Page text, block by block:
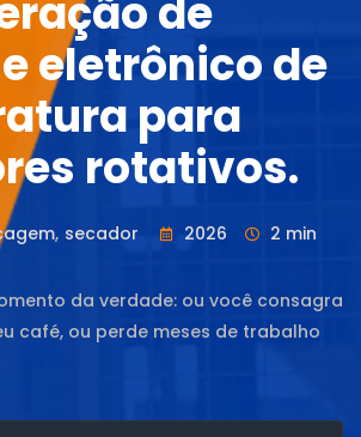
de
eletrônico de
para
rotativos.
, secador 2026 2 min
da verdade: ou você consagra
café, ou perde meses de trabalho